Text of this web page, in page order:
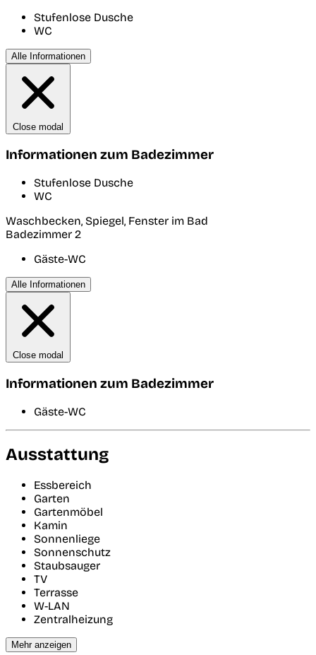
Stufenlose Dusche
WC
Alle Informationen
Close modal
Informationen zum Badezimmer
Stufenlose Dusche
WC
Waschbecken, Spiegel, Fenster im Bad
Badezimmer 2
Gäste-WC
Alle Informationen
Close modal
Informationen zum Badezimmer
Gäste-WC
Ausstattung
Essbereich
Garten
Gartenmöbel
Kamin
Sonnenliege
Sonnenschutz
Staubsauger
TV
Terrasse
W-LAN
Zentralheizung
Mehr anzeigen